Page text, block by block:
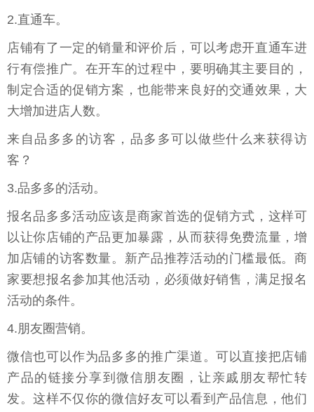
2.直通车。
店铺有了一定的销量和评价后，可以考虑开直通车进
行有偿推广。在开车的过程中，要明确其主要目的，
制定合适的促销方案，也能带来良好的交通效果，大
大增加进店人数。
来自品多多的访客，品多多可以做些什么来获得访
客？
3.品多多的活动。
报名品多多活动应该是商家首选的促销方式，这样可
以让你店铺的产品更加暴露，从而获得免费流量，增
加店铺的访客数量。新产品推荐活动的门槛最低。商
家要想报名参加其他活动，必须做好销售，满足报名
活动的条件。
4.朋友圈营销。
微信也可以作为品多多的推广渠道。可以直接把店铺
产品的链接分享到微信朋友圈，让亲戚朋友帮忙转
发。这样不仅你的微信好友可以看到产品信息，他们